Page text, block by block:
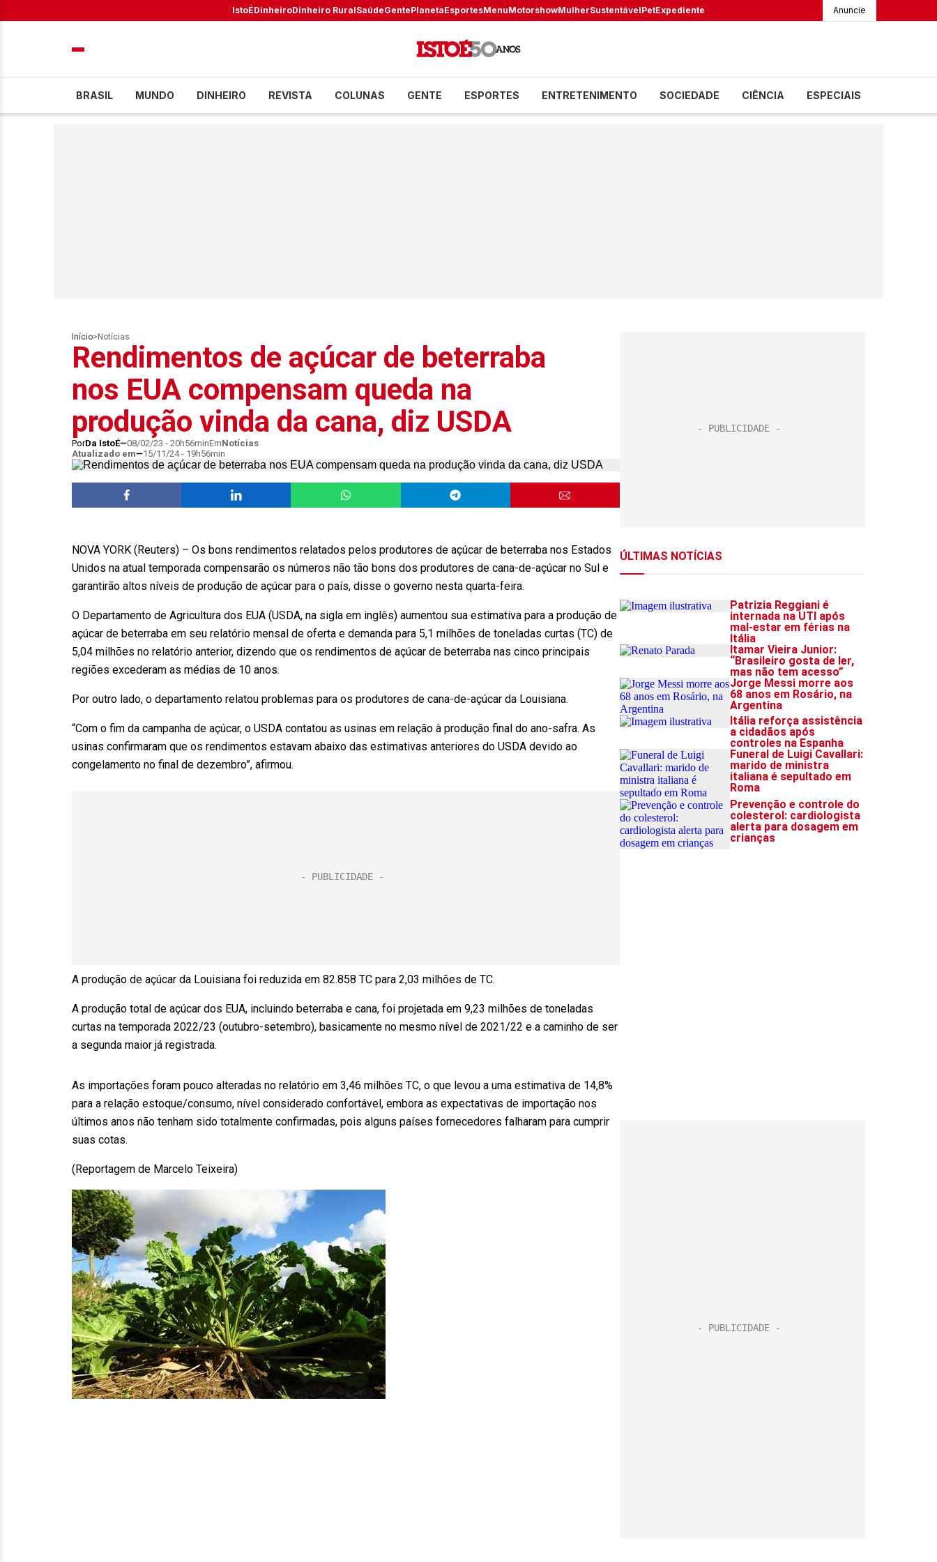
IstoÉDinheiroDinheiro RuralSaúdeGentePlanetaEsportesMenuMotorshowMulherSustentávelPetExpediente Anuncie
BRASIL MUNDO DINHEIRO REVISTA COLUNAS GENTE ESPORTES ENTRETENIMENTO SOCIEDADE CIÊNCIA ESPECIAIS
Início> Notícias
Rendimentos de açúcar de beterraba
nos EUA compensam queda na
produção vinda da cana, diz USDA
PorDa IstoÉ 08/02/23 - 20h56minEmNotícias
Atualizado em
15/11/24 - 19h56min
NOVA YORK (Reuters) – Os bons rendimentos relatados pelos produtores de açúcar de beterraba nos Estados
Unidos na atual temporada compensarão os números não tão bons dos produtores de cana-de-açúcar no Sul e
garantirão altos níveis de produção de açúcar para o país, disse o governo nesta quarta-feira.
O Departamento de Agricultura dos EUA (USDA, na sigla em inglês) aumentou sua estimativa para a produção de
açúcar de beterraba em seu relatório mensal de oferta e demanda para 5,1 milhões de toneladas curtas (TC) de
5,04 milhões no relatório anterior, dizendo que os rendimentos de açúcar de beterraba nas cinco principais
regiões excederam as médias de 10 anos.
Por outro lado, o departamento relatou problemas para os produtores de cana-de-açúcar da Louisiana.
“Com o fim da campanha de açúcar, o USDA contatou as usinas em relação à produção final do ano-safra. As
usinas confirmaram que os rendimentos estavam abaixo das estimativas anteriores do USDA devido ao
congelamento no final de dezembro”, afirmou.
A produção de açúcar da Louisiana foi reduzida em 82.858 TC para 2,03 milhões de TC.
A produção total de açúcar dos EUA, incluindo beterraba e cana, foi projetada em 9,23 milhões de toneladas
curtas na temporada 2022/23 (outubro-setembro), basicamente no mesmo nível de 2021/22 e a caminho de ser
a segunda maior já registrada.
As importações foram pouco alteradas no relatório em 3,46 milhões TC, o que levou a uma estimativa de 14,8%
para a relação estoque/consumo, nível considerado confortável, embora as expectativas de importação nos
últimos anos não tenham sido totalmente confirmadas, pois alguns países fornecedores falharam para cumprir
suas cotas.
(Reportagem de Marcelo Teixeira)